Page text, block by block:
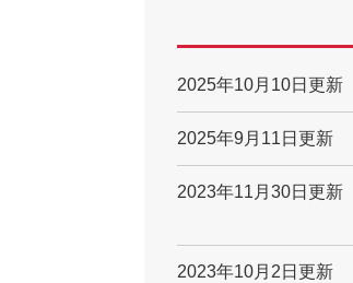
2025年10月10日更新
2025年9月11日更新
2023年11月30日更新
2023年10月2日更新